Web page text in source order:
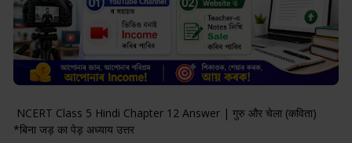
NCERT Class 5 Hindi Chapter 12 Answer | गुरु और चेला (कविता)
*बिना जड़ का पेड़ अध्याय उत्तर